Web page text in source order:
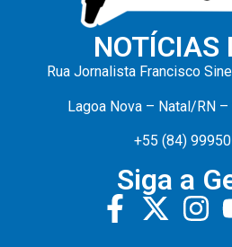
NOTÍCIAS
Rua Jornalista Francisco
Lagoa Nova – Natal/RN
+55 (84)
Siga a